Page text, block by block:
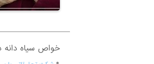
خواص سیاه دانه